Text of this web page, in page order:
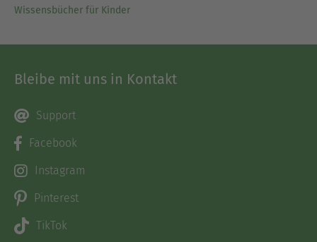
Wissensbücher für Kinder
Bleibe mit uns in Kontakt
Support
Facebook
Instagram
Pinterest
TikTok